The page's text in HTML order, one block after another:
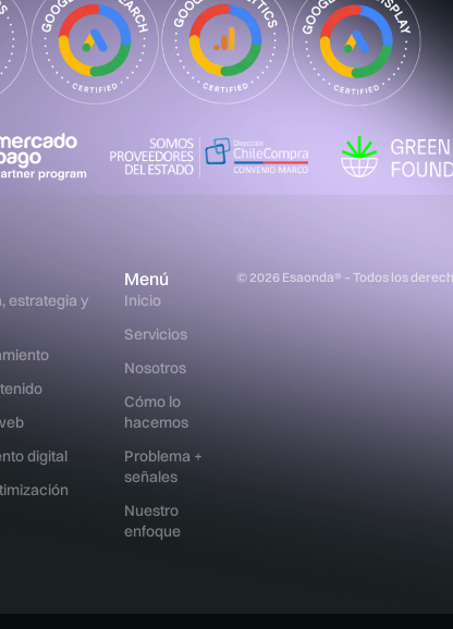
estrategia y
digital
Menú
Inicio
Servicios
Nosotros
Cómo lo
hacemos
Problema +
señales
Nuestro
enfoque
© 2026 Esaonda® – Todos los